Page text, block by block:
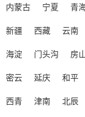
保持一定的
件的技术。
> 元氏空
失水现
之间相差悬
内蒙古
宁夏 青
新疆
西藏 云南
海淀
门头沟 房
密云
延庆 和平
西青
津南 北辰